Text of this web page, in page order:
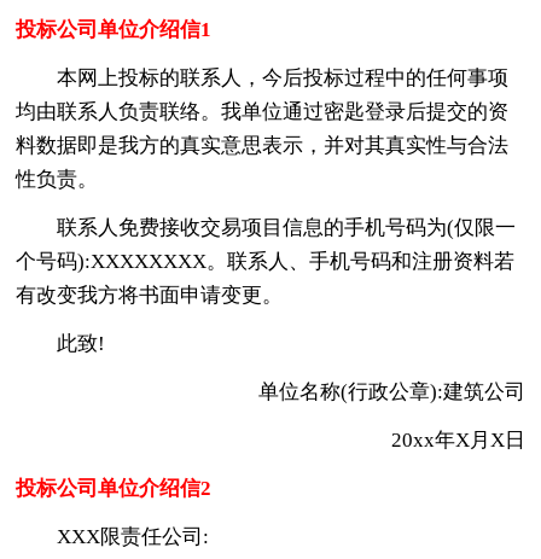
投标公司单位介绍信1
本网上投标的联系人，今后投标过程中的任何事项
均由联系人负责联络。我单位通过密匙登录后提交的资
料数据即是我方的真实意思表示，并对其真实性与合法
性负责。
联系人免费接收交易项目信息的手机号码为(仅限一
个号码):XXXXXXXX。联系人、手机号码和注册资料若
有改变我方将书面申请变更。
此致!
单位名称(行政公章):建筑公司
20xx年X月X日
投标公司单位介绍信2
XXX限责任公司: